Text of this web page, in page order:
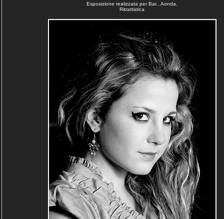
Esposizione realizzata per Bar...Aonda.
Ritrattistica